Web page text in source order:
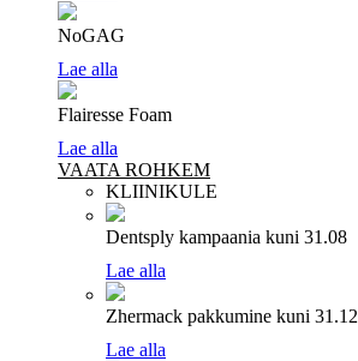
NoGAG
Lae alla
Flairesse Foam
Lae alla
VAATA ROHKEM
KLIINIKULE
Dentsply kampaania kuni 31.08
Lae alla
Zhermack pakkumine kuni 31.12
Lae alla